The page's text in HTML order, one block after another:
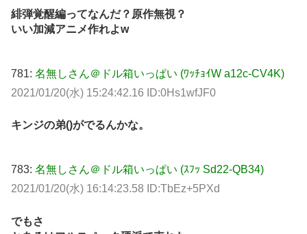
緋弾覚醒編ってなんだ？原作無視？
いい加減アニメ作れよw
781: 名無しさん＠ドル箱いっぱい (ﾜｯﾁｮｲW a12c-CV4K)
2021/01/20(水) 15:24:42.16 ID:0Hs1wfJF0
キンジの弟()がでるんかな。
783: 名無しさん＠ドル箱いっぱい (ｽﾌｯ Sd22-QB34)
2021/01/20(水) 16:14:23.58 ID:TbEz+5PXd
でもさ